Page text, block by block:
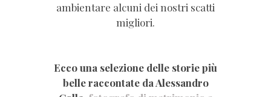
ambientare alcuni dei nostri scatti
migliori.
Ecco una selezione delle storie più
belle raccontate da Alessandro